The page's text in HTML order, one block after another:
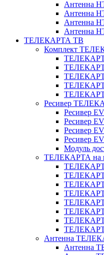
Антенна
Антенна
Антенна
Антенна
ТЕЛЕКАРТА ТВ
Комплект
Ресивер
Ресивер
Ресивер
Ресивер
Ресивер
Модуль
ТЕЛЕКАРТА на
Антенна
Антенна